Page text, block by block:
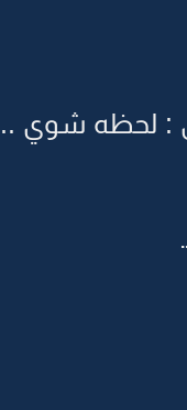
لحظه شوي